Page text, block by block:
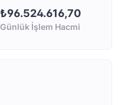
₺96.524.616,70
Günlük İşlem Hacmi